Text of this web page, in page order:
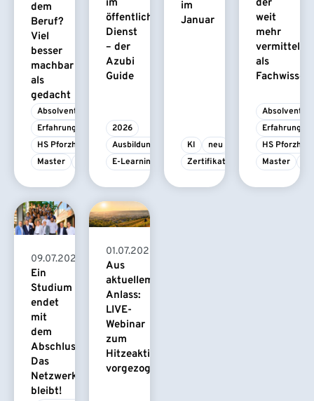
dem
Beruf?
Viel
besser
machbar
als
gedacht
Absolvent/-in
Erfahrungsbericht
HS Pforzheim
Master
im
öffentlichen
Dienst
– der
Azubi
Guide
2026
Ausbildung
E-Learning
im
Januar
KI
neu
Zertifikatskurs
der
weit
mehr
vermittelt
als
Fachwissen
Absolvent/-
HS
Master
09.07.2026
Ein
Studium
endet
mit
dem
Abschluss.
Das
Netzwerk
bleibt!
01.07.2026
Aus
aktuellem
Anlass:
LIVE-
Webinar
zum
Hitzeaktionsplan
vorgezogen